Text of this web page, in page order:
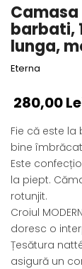
barbati,
lunga,
Eterna
280,00
Fie că este
bine
Este
la piept.
rotunjit.
Croiul
doresc o
Țesătura
asigură un